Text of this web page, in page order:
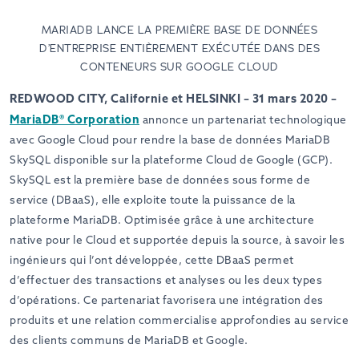
MARIADB LANCE LA PREMIÈRE BASE DE DONNÉES
D’ENTREPRISE ENTIÈREMENT EXÉCUTÉE DANS DES
CONTENEURS SUR GOOGLE CLOUD
REDWOOD CITY, Californie et HELSINKI – 31 mars 2020 –
MariaDB® Corporation annonce un partenariat technologique
avec Google Cloud pour rendre la base de données MariaDB
SkySQL disponible sur la plateforme Cloud de Google (GCP).
SkySQL est la première base de données sous forme de
service (DBaaS), elle exploite toute la puissance de la
plateforme MariaDB. Optimisée grâce à une architecture
native pour le Cloud et supportée depuis la source, à savoir les
ingénieurs qui l’ont développée, cette DBaaS permet
d’effectuer des transactions et analyses ou les deux types
d’opérations. Ce partenariat favorisera une intégration des
produits et une relation commercialise approfondies au service
des clients communs de MariaDB et Google.